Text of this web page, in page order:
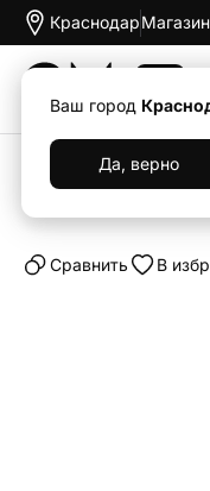
Краснодар
Ваш город
Да, верно
Каталог
Смартфон
Cравнить В